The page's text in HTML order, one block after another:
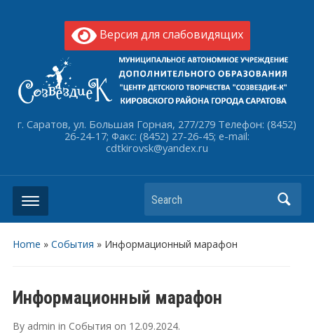
Версия для слабовидящих
г. Саратов, ул. Большая Горная, 277/279 Телефон: (8452)
26-24-17; Факс: (8452) 27-26-45; e-mail:
cdtkirovsk@yandex.ru
Search
Home » События » Информационный марафон
Информационный марафон
By admin in События on 12.09.2024.